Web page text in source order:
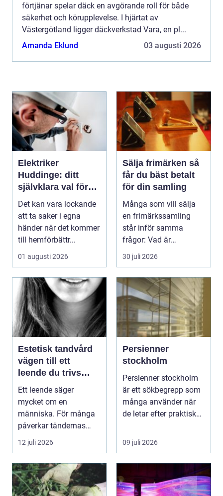
förtjänar spelar däck en avgörande roll för både
säkerhet och körupplevelse. I hjärtat av
Västergötland ligger däckverkstad Vara, en pl...
Amanda Eklund
03 augusti 2026
Elektriker
Huddinge: ditt
självklara val för
säker elinstallation
Det kan vara lockande
att ta saker i egna
händer när det kommer
till hemförbättr...
01 augusti 2026
Sälja frimärken så
får du bäst betalt
för din samling
Många som vill sälja
en frimärkssamling
står inför samma
frågor: Vad är
samlingen värd? Var
vänder m...
30 juli 2026
Estetisk tandvård
vägen till ett
leende du trivs
med
Ett leende säger
mycket om en
människa. För många
påverkar tändernas
utseende både
självförtroendet ...
12 juli 2026
Persienner
stockholm
Persienner stockholm
är ett sökbegrepp som
många använder när
de letar efter praktiska
09 juli 2026